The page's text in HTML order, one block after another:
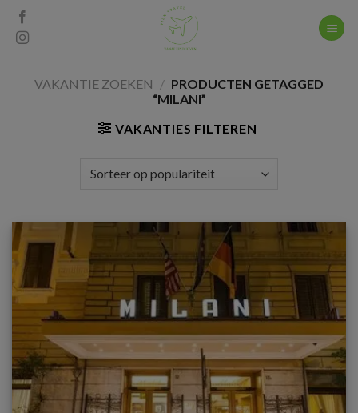
Skip
content
VAKANTIE ZOEKEN / PRODUCTEN GETAGGED
“MILANI”
VAKANTIES FILTEREN